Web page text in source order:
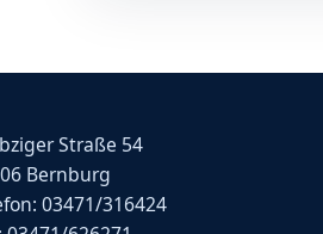
Straße 54
Bernburg
03471/316424